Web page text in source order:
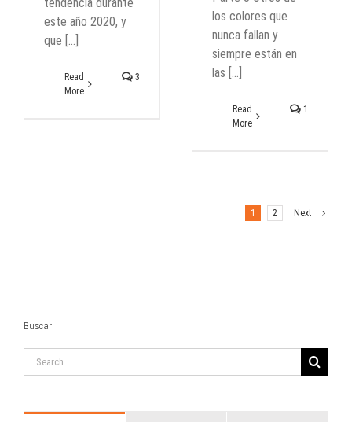
tendencia durante
este año 2020, y
que [...]
Read
More
3
los colores que
nunca fallan y
siempre están en
las [...]
Read
More
1
1 2 Next
Buscar
Search
for: